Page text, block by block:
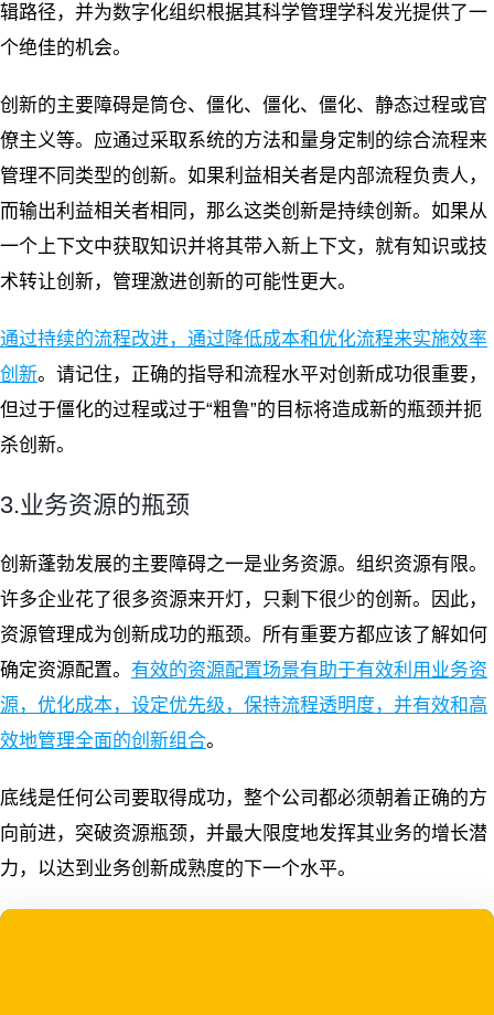
辑路径，并为数字化组织根据其科学管理学科发光提供了一
个绝佳的机会。
创新的主要障碍是筒仓、僵化、僵化、僵化、静态过程或官
僚主义等。应通过采取系统的方法和量身定制的综合流程来
管理不同类型的创新。如果利益相关者是内部流程负责人，
而输出利益相关者相同，那么这类创新是持续创新。如果从
一个上下文中获取知识并将其带入新上下文，就有知识或技
术转让创新，管理激进创新的可能性更大。
通过持续的流程改进，通过降低成本和优化流程来实施效率
创新。请记住，正确的指导和流程水平对创新成功很重要，
但过于僵化的过程或过于“粗鲁”的目标将造成新的瓶颈并扼
杀创新。
3.业务资源的瓶颈
创新蓬勃发展的主要障碍之一是业务资源。组织资源有限。
许多企业花了很多资源来开灯，只剩下很少的创新。因此，
资源管理成为创新成功的瓶颈。所有重要方都应该了解如何
确定资源配置。 有效的资源配置场景有助于有效利用业务资
源，优化成本，设定优先级，保持流程透明度，并有效和高
效地管理全面的创新组合。
底线是任何公司要取得成功，整个公司都必须朝着正确的方
向前进，突破资源瓶颈，并最大限度地发挥其业务的增长潜
力，以达到业务创新成熟度的下一个水平。